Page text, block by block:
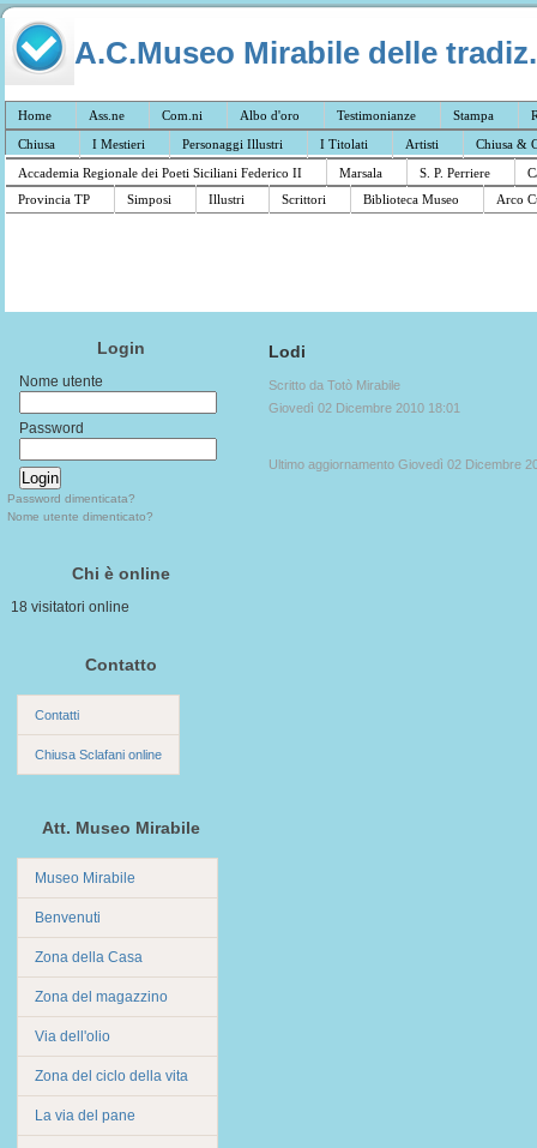
A.C.Museo Mirabile delle
Home Ass.ne Com.ni Albo d'oro Testimonianze Stampa
Chiusa
I Mestieri Personaggi Illustri I Titolati Artisti
Chiusa &
Accademia Regionale dei Poeti Siciliani Federico II
Marsala S. P. Perriere
Provincia TP
Simposi Illustri Scrittori Biblioteca Museo Arco
Login
Nome utente
Password
Password dimenticata?
Nome utente dimenticato?
Chi è online
18 visitatori online
Contatto
Contatti
Chiusa Sclafani online
Att. Museo Mirabile
Museo Mirabile
Benvenuti
Zona della Casa
Zona del magazzino
Via dell'olio
Zona del ciclo della vita
La via del pane
Lodi
Scritto da Totò Mirabile
Giovedì 02 Dicembre 2010 18:01
Ultimo aggiornamento Giovedì 02 Dicembre